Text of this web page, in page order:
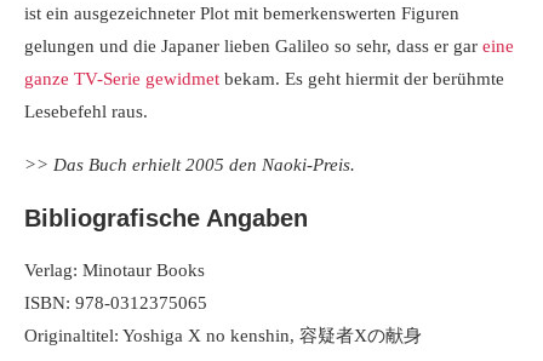
ist ein ausgezeichneter Plot mit bemerkenswerten Figuren
gelungen und die Japaner lieben Galileo so sehr, dass er gar eine
ganze TV-Serie gewidmet bekam. Es geht hiermit der berühmte
Lesebefehl raus.
>> Das Buch erhielt 2005 den Naoki-Preis.
Bibliografische Angaben
Verlag: Minotaur Books
ISBN: 978-0312375065
Originaltitel: Yoshiga X no kenshin, 容疑者Xの献身